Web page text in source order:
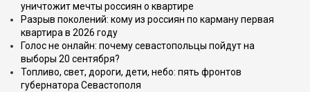
уничтожит мечты россиян о квартире
Разрыв поколений: кому из россиян по карману первая
квартира в 2026 году
Голос не онлайн: почему севастопольцы пойдут на
выборы 20 сентября?
Топливо, свет, дороги, дети, небо: пять фронтов
губернатора Севастополя